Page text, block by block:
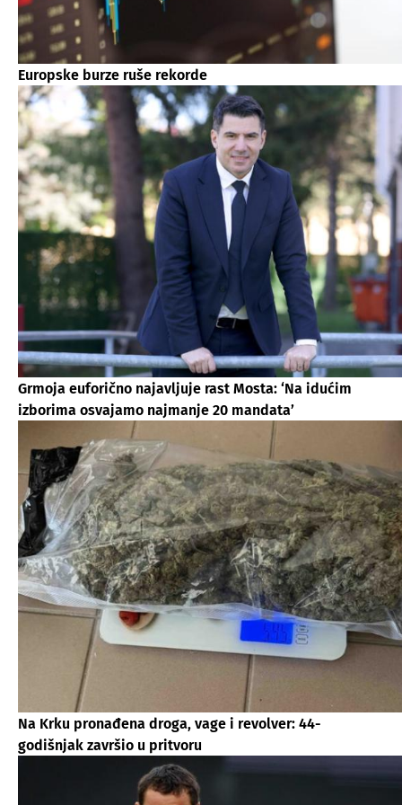
Europske burze ruše rekorde
Grmoja euforično najavljuje rast Mosta: ‘Na idućim
izborima osvajamo najmanje 20 mandata’
Na Krku pronađena droga, vage i revolver: 44-
godišnjak završio u pritvoru